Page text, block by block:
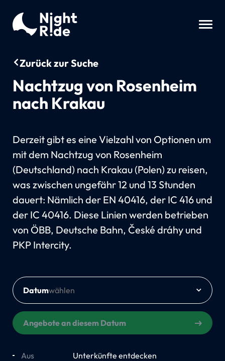
Zurück zur Suche
Nachtzug von Rosenheim
nach Krakau
Derzeit gibt es eine Vielzahl von Optionen um
mit dem Nachtzug von Rosenheim
(Deutschland) nach Krakau (Polen) zu reisen,
was zwischen ungefähr 12 und 13 Stunden
dauert: Nämlich der EN 40416, der IC 416 und
der IC 40416. Diese Linien werden betrieben
von ÖBB, Deutsche Bahn, České dráhy und
PKP Intercity.
Datum
Angebote an diesem Datum
Aus Unterkünfte entdecken